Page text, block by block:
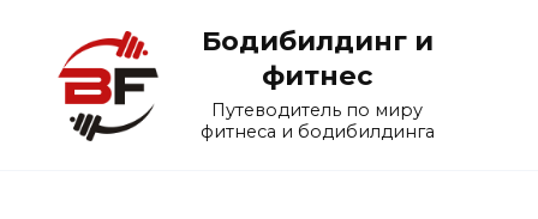
содержанию
Бодибилдинг и
фитнес
Путеводитель по миру
фитнеса и бодибилдинга